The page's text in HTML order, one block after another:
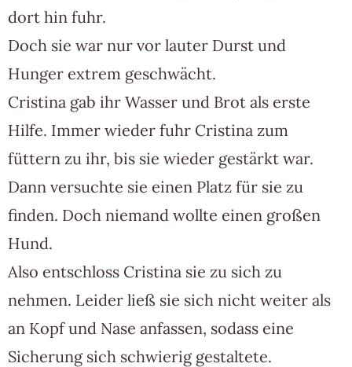
dort hin fuhr.
Doch sie war nur vor lauter Durst und
Hunger extrem geschwächt.
Cristina gab ihr Wasser und Brot als erste
Hilfe. Immer wieder fuhr Cristina zum
füttern zu ihr, bis sie wieder gestärkt war.
Dann versuchte sie einen Platz für sie zu
finden. Doch niemand wollte einen großen
Hund.
Also entschloss Cristina sie zu sich zu
nehmen. Leider ließ sie sich nicht weiter als
an Kopf und Nase anfassen, sodass eine
Sicherung sich schwierig gestaltete.